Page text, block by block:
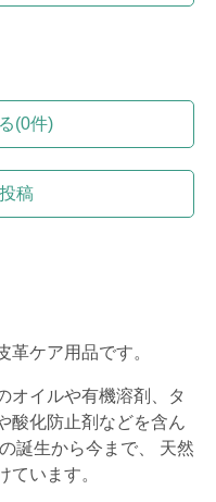
(0件)
稿
革ケア用品です。
オイルや有機溶剤、タ
酸化防止剤などを含ん
誕生から今まで、 天然
ています。